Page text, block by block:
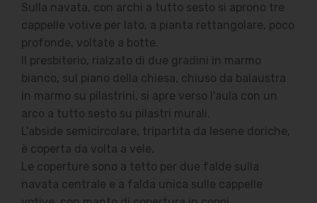
Sulla navata, con archi a tutto sesto si aprono tre
cappelle votive per lato, a pianta rettangolare, poco
profonde, voltate a botte.
Il presbiterio, rialzato di due gradini in marmo
bianco, sul piano della chiesa, chiuso da balaustra
in marmo su pilastrini, si apre verso l'aula con un
arco a tutto sesto su pilastri murali.
L'abside semicircolare, tripartita da lesene doriche,
è coperta da volta a vele.
Le coperture sono a tetto per due falde sulla
navata centrale e a falda unica sulle cappelle